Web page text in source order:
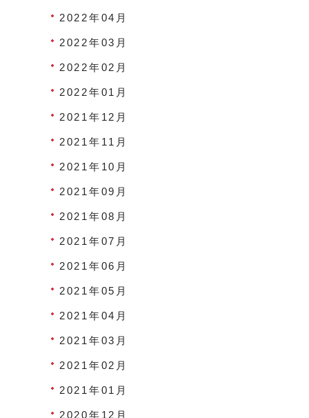
2022年04月
2022年03月
2022年02月
2022年01月
2021年12月
2021年11月
2021年10月
2021年09月
2021年08月
2021年07月
2021年06月
2021年05月
2021年04月
2021年03月
2021年02月
2021年01月
2020年12月